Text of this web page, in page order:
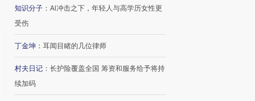
知识分子 ： AI冲击之下，年轻人与高学历女性更
受伤
丁金坤 ： 耳闻目睹的几位律师
村夫日记 ： 长护险覆盖全国 筹资和服务给予将持
续加码